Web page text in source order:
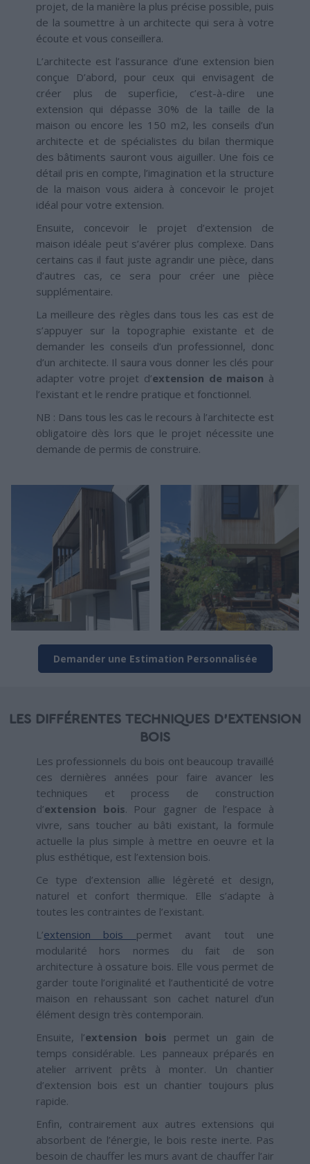
projet, de la manière la plus précise possible, puis
de la soumettre à un architecte qui sera à votre
écoute et vous conseillera.
L’architecte est l’assurance d’une extension bien
conçue D’abord, pour ceux qui envisagent de
créer plus de superficie, c’est-à-dire une
extension qui dépasse 30% de la taille de la
maison ou encore les 150 m2, les conseils d’un
architecte et de spécialistes du bilan thermique
des bâtiments sauront vous aiguiller. Une fois ce
détail pris en compte, l’imagination et la structure
de la maison vous aidera à concevoir le projet
idéal pour votre extension.
Ensuite, concevoir le projet d’extension de
maison idéale peut s’avérer plus complexe. Dans
certains cas il faut juste agrandir une pièce, dans
d’autres cas, ce sera pour créer une pièce
supplémentaire.
La meilleure des règles dans tous les cas est de
s’appuyer sur la topographie existante et de
demander les conseils d’un professionnel, donc
d’un architecte. Il saura vous donner les clés pour
adapter votre projet d’extension de maison à
l’existant et le rendre pratique et fonctionnel.
NB : Dans tous les cas le recours à l’architecte est
obligatoire dès lors que le projet nécessite une
demande de permis de construire.
Demander une Estimation Personnalisée
LES DIFFÉRENTES TECHNIQUES D’EXTENSION
BOIS
Les professionnels du bois ont beaucoup travaillé
ces dernières années pour faire avancer les
techniques et process de construction
d’extension bois. Pour gagner de l’espace à
vivre, sans toucher au bâti existant, la formule
actuelle la plus simple à mettre en oeuvre et la
plus esthétique, est l’extension bois.
Ce type d’extension allie légèreté et design,
naturel et confort thermique. Elle s’adapte à
toutes les contraintes de l’existant.
L’extension bois permet avant tout une
modularité hors normes du fait de son
architecture à ossature bois. Elle vous permet de
garder toute l’originalité et l’authenticité de votre
maison en rehaussant son cachet naturel d’un
élément design très contemporain.
Ensuite, l’extension bois permet un gain de
temps considérable. Les panneaux préparés en
atelier arrivent prêts à monter. Un chantier
d’extension bois est un chantier toujours plus
rapide.
Enfin, contrairement aux autres extensions qui
absorbent de l’énergie, le bois reste inerte. Pas
besoin de chauffer les murs avant de chauffer l’air